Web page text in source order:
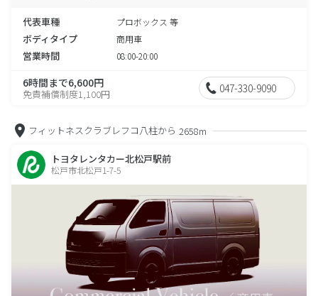
代表車種 プロボックス 等
ボディタイプ 商用車
営業時間 08:00-20:00
6時間まで6,600円
免責補償制度1,100円 047-330-9090
フィットネスクラブレフコ八柱から 2658m
トヨタレンタカー北松戸駅前
松戸市北松戸1-7-5